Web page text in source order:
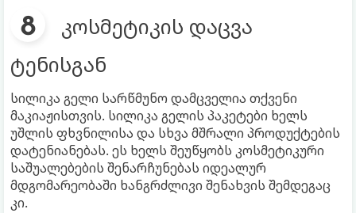
კოსმეტიკის დაცვა
ტენისგან
სილიკა გელი სარწმუნო დამცველია თქვენი
მაკიაჟისთვის. სილიკა გელის პაკეტები ხელს
უშლის ფხვნილისა და სხვა მშრალი პროდუქტების
დატენიანებას. ეს ხელს შეუწყობს კოსმეტიკური
საშუალებების შენარჩუნებას იდეალურ
მდგომარეობაში ხანგრძლივი შენახვის შემდეგაც
კი.